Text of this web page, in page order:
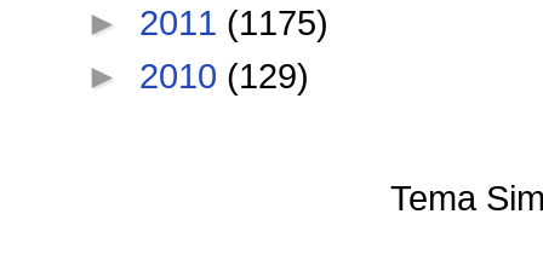
► 2011 (1175)
► 2010 (129)
Tema